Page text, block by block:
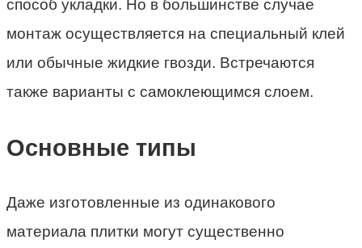
способ укладки. Но в большинстве случае
монтаж осуществляется на специальный клей
или обычные жидкие гвозди. Встречаются
также варианты с самоклеющимся слоем.
Основные типы
Даже изготовленные из одинакового
материала плитки могут существенно